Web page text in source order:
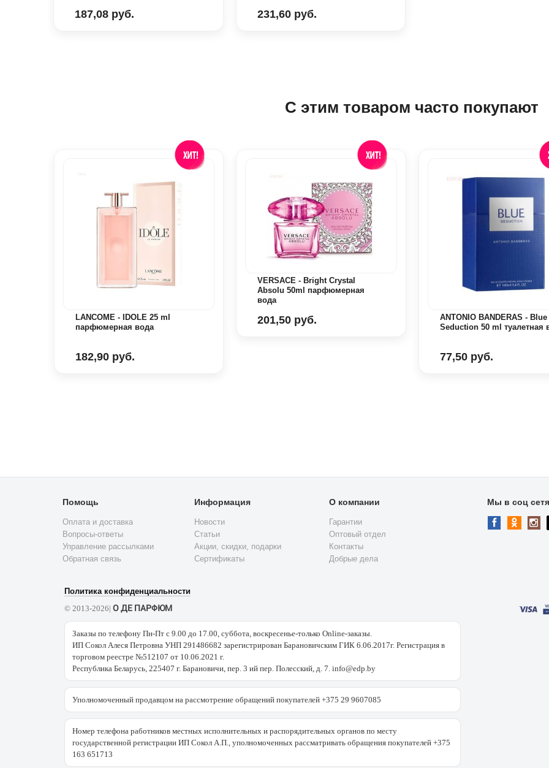
187,08 руб. 231,60 руб.
С этим товаром часто покупают
LANCOME - IDOLE 25 ml
парфюмерная вода
182,90 руб.
VERSACE - Bright Crystal
Absolu 50ml парфюмерная
вода
201,50 руб.
ANTONIO BANDERAS - Blue
Seduction 50 ml туалетная
77,50 руб.
Помощь
Оплата и доставка
Вопросы-ответы
Управление рассылками
Обратная связь
Информация
Новости
Статьи
Акции, скидки, подарки
Сертификаты
О компании
Гарантии
Оптовый отдел
Контакты
Добрые дела
Мы в соц
Политика конфиденциальности
© 2013-2026| О ДЕ ПАРФЮМ
Заказы по телефону Пн-Пт с 9.00 до 17.00, суббота, воскресенье-только Online-заказы.
ИП Сокол Алеся Петровна УНП 291486682 зарегистрирован Барановичским ГИК 6.06.2017г. Регистрация в
торговом реестре №512107 от 10.06.2021 г.
Республика Беларусь, 225407 г. Барановичи, пер. 3 ий пер. Полесский, д. 7. info@edp.by
Уполномоченный продавцом на рассмотрение обращений покупателей +375 29 9607085
Номер телефона работников местных исполнительных и распорядительных органов по месту
государственной регистрации ИП Сокол А.П., уполномоченных рассматривать обращения покупателей +375
163 651713